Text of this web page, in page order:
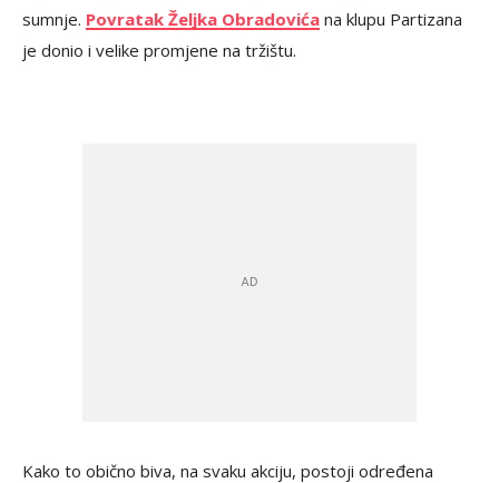
sumnje. Povratak Željka Obradovića na klupu Partizana
je donio i velike promjene na tržištu.
Kako to obično biva, na svaku akciju, postoji određena